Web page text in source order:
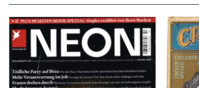
NEON – OKTOBER 2008